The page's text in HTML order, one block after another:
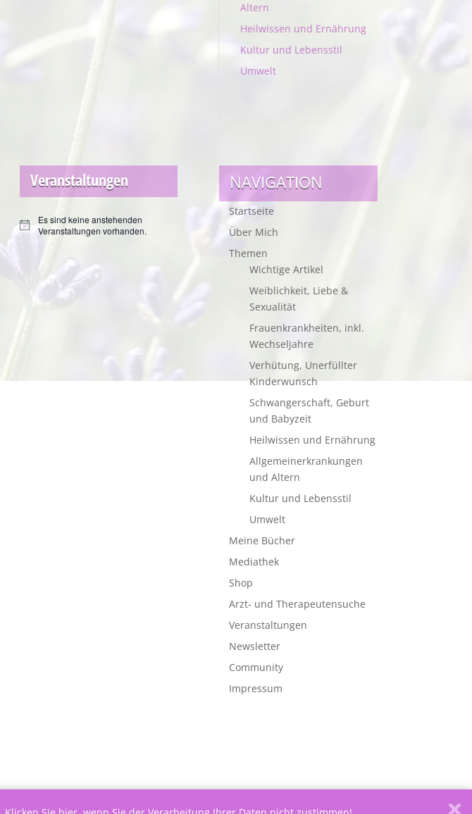
Altern
Heilwissen und Ernährung
Kultur und Lebensstil
Umwelt
Veranstaltungen
Hinweis
Es sind keine anstehenden
Veranstaltungen vorhanden.
NAVIGATION
Startseite
Über Mich
Themen
Wichtige Artikel
Weiblichkeit, Liebe &
Sexualität
Frauenkrankheiten, inkl.
Wechseljahre
Verhütung, Unerfüllter
Kinderwunsch
Schwangerschaft, Geburt
und Babyzeit
Heilwissen und Ernährung
Allgemeinerkrankungen
und Altern
Kultur und Lebensstil
Umwelt
Meine Bücher
Mediathek
Shop
Arzt- und Therapeutensuche
Veranstaltungen
Newsletter
Community
Impressum